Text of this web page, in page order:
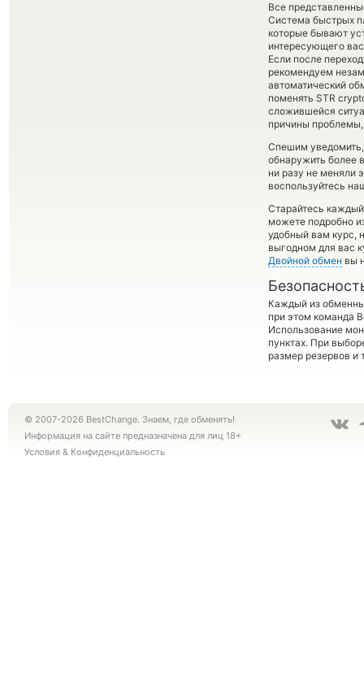
Все
Система быстрых
которые бывают
интересующего
Если после
рекомендуем
автоматический
поменять STR
сложившейся
причины
Спешим
обнаружить более
ни разу не меняли
воспользуйтесь
Старайтесь
можете подробно
удобный вам курс,
выгодном для вас
Двойной обмен вы
Каждый из
при этом команда
Использование
пунктах. При
размер резервов и
© 2007-2026 BestChange. Знаем, где обменять!
Информация на сайте предназначена для лиц 18+
Условия & Конфиденциальность